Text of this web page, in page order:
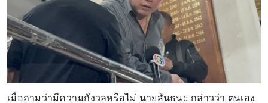
เมื่อถามว่ามีความกังวลหรือไม่ นายสันธนะ กล่าวว่า ตนเอง